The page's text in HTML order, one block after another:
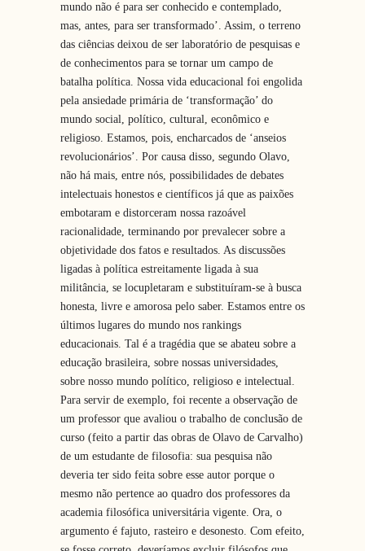
mundo não é para ser conhecido e contemplado,
mas, antes, para ser transformado’. Assim, o terreno
das ciências deixou de ser laboratório de pesquisas e
de conhecimentos para se tornar um campo de
batalha política. Nossa vida educacional foi engolida
pela ansiedade primária de ‘transformação’ do
mundo social, político, cultural, econômico e
religioso. Estamos, pois, encharcados de ‘anseios
revolucionários’. Por causa disso, segundo Olavo,
não há mais, entre nós, possibilidades de debates
intelectuais honestos e científicos já que as paixões
embotaram e distorceram nossa razoável
racionalidade, terminando por prevalecer sobre a
objetividade dos fatos e resultados. As discussões
ligadas à política estreitamente ligada à sua
militância, se locupletaram e substituíram-se à busca
honesta, livre e amorosa pelo saber. Estamos entre os
últimos lugares do mundo nos rankings
educacionais. Tal é a tragédia que se abateu sobre a
educação brasileira, sobre nossas universidades,
sobre nosso mundo político, religioso e intelectual.
Para servir de exemplo, foi recente a observação de
um professor que avaliou o trabalho de conclusão de
curso (feito a partir das obras de Olavo de Carvalho)
de um estudante de filosofia: sua pesquisa não
deveria ter sido feita sobre esse autor porque o
mesmo não pertence ao quadro dos professores da
academia filosófica universitária vigente. Ora, o
argumento é fajuto, rasteiro e desonesto. Com efeito,